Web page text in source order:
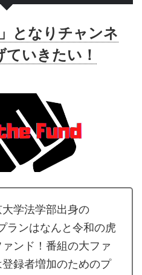
となりチャンネ
いきたい！
学法学部出身の
ランはなんと令和の虎
ンド！番組の大ファ
録者増加のためのプ